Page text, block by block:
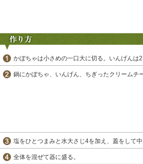
かぼちゃは小さめの一口大に切る。いんげんは2
鍋にかぼちゃ、いんげん、ちぎったクリームチ
塩をひとつまみと水大さじ4を加え、蓋をして中
全体を混ぜて器に盛る。